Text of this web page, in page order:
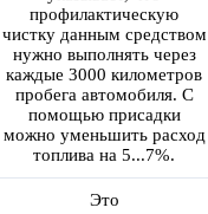
профилактическую
чистку данным средством
нужно выполнять через
каждые 3000 километров
пробега автомобиля. С
помощью присадки
можно уменьшить расход
топлива на 5...7%.
Это